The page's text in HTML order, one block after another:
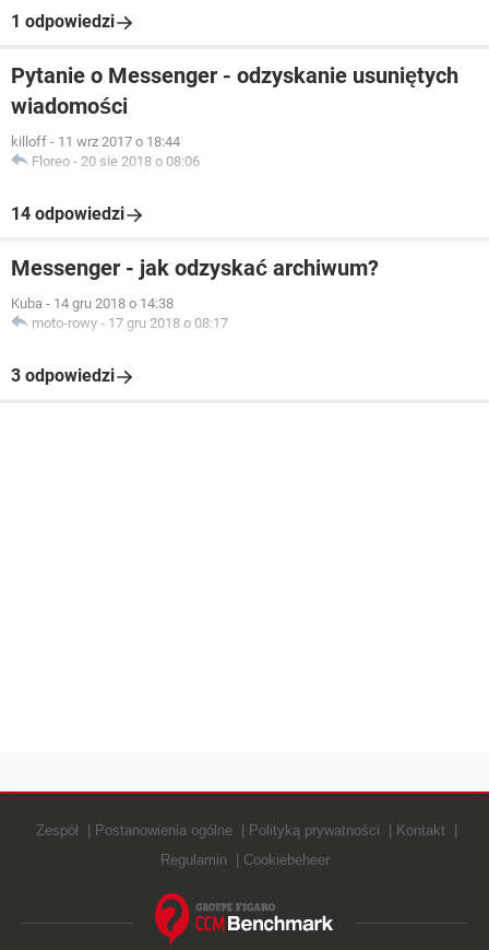
1 odpowiedzi
Pytanie o Messenger - odzyskanie usuniętych
wiadomości
killoff - 11 wrz 2017 o 18:44
Floreo - 20 sie 2018 o 08:06
14 odpowiedzi
Messenger - jak odzyskać archiwum?
Kuba - 14 gru 2018 o 14:38
moto-rowy - 17 gru 2018 o 08:17
3 odpowiedzi
Zespół Postanowienia ogólne Polityką prywatności
Kontakt
Regulamin
Cookiebeheer